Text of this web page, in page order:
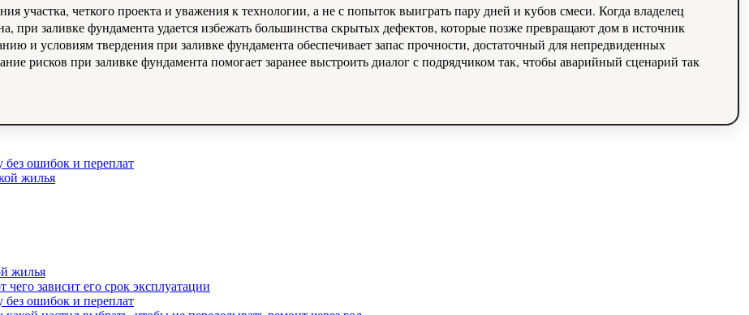
участка, четкого проекта и уважения к технологии, а не с попыток выиграть пару дней и кубов смеси. Когда владелец
при заливке фундамента удается избежать большинства скрытых дефектов, которые позже превращают дом в источник
и условиям твердения при заливке фундамента обеспечивает запас прочности, достаточный для непредвиденных
рисков при заливке фундамента помогает заранее выстроить диалог с подрядчиком так, чтобы аварийный сценарий так
без ошибок и переплат
жилья
жилья
зависит его срок эксплуатации
без ошибок и переплат